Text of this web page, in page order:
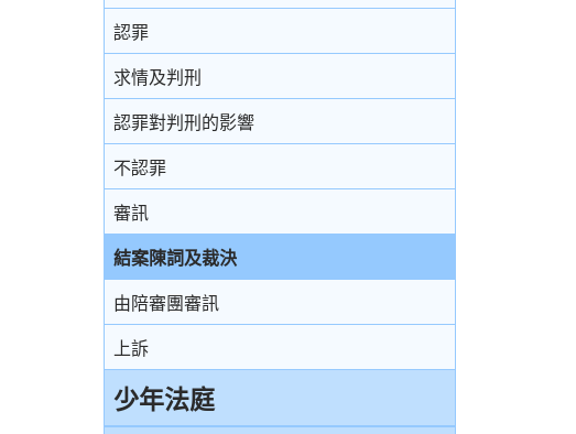
簡介律政司
香港法院及司法機構
認罪
求情及判刑
認罪對判刑的影響
不認罪
審訊
結案陳詞及裁決
由陪審團審訊
上訴
少年法庭